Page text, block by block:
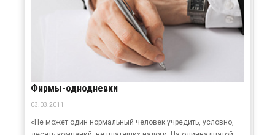
Фирмы-однодневки
03.03.2011 |
«Не может один нормальный человек учредить, условно,